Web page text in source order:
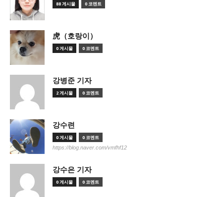
88 게시물 0 코멘트
虎（호랑이）
0 게시물 0 코멘트
강병준 기자
2 게시물 0 코멘트
강수련
0 게시물 0 코멘트
https://blog.naver.com/vmfhf12
강수은 기자
0 게시물 0 코멘트